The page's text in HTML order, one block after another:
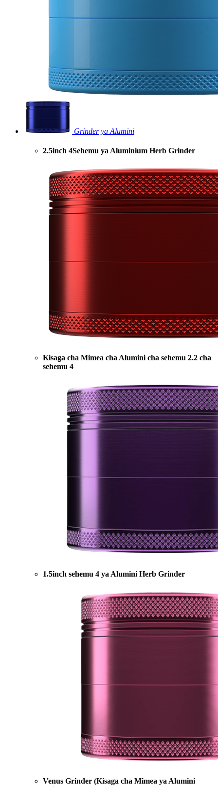
Grinder ya Alumini
2.5inch 4Sehemu ya Aluminium Herb Grinder
Kisaga cha Mimea cha Alumini cha sehemu 2.2 cha
sehemu 4
1.5inch sehemu 4 ya Alumini Herb Grinder
Venus Grinder (Kisaga cha Mimea ya Alumini